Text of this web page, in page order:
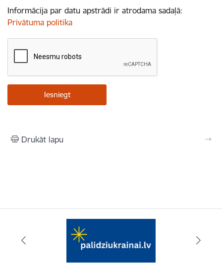
Informācija par datu apstrādi ir atrodama sadaļā:
Privātuma politika
Drukāt lapu